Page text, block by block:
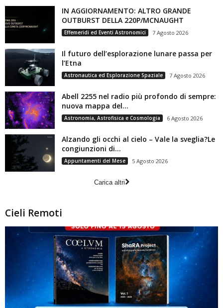
IN AGGIORNAMENTO: ALTRO GRANDE
OUTBURST DELLA 220P/MCNAUGHT
Effemeridi ed Eventi Astronomici 7 Agosto 2026
Il futuro dell’esplorazione lunare passa per
l’Etna
Astronautica ed Esplorazione Spaziale 7 Agosto 2026
Abell 2255 nel radio più profondo di sempre:
nuova mappa del...
Astronomia, Astrofisica e Cosmologia 6 Agosto 2026
Alzando gli occhi al cielo – Vale la sveglia?Le
congiunzioni di...
Appuntamenti del Mese 5 Agosto 2026
Carica altri
Cieli Remoti